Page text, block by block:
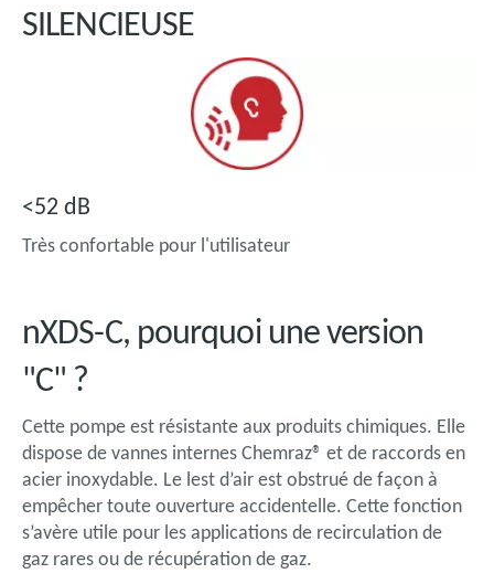
SILENCIEUSE
<52 dB
Très confortable pour l'utilisateur
nXDS-C, pourquoi une version
"C" ?
Cette pompe est résistante aux produits chimiques. Elle
dispose de vannes internes Chemraz® et de raccords en
acier inoxydable. Le lest d’air est obstrué de façon à
empêcher toute ouverture accidentelle. Cette fonction
s’avère utile pour les applications de recirculation de
gaz rares ou de récupération de gaz.